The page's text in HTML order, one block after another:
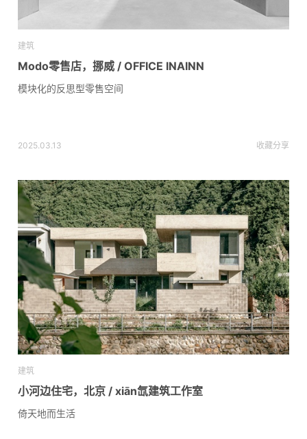
建筑
Modo零售店，挪威 / OFFICE INAINN
模块化的反思型零售空间
2025.03.13 收藏分享
建筑
小河边住宅，北京 / xiān氙建筑工作室
倚天地而生活